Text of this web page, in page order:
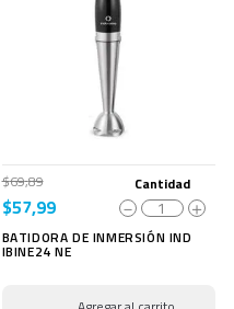
$69,89
$57,99
Cantidad
＋
－
BATIDORA DE INMERSIÓN IND
IBINE24 NE